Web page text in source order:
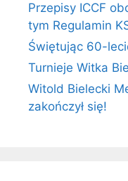
Przepisy ICCF
tym Regulamin
Świętując 60-
Turnieje Witka
Witold Bielecki
zakończył się!